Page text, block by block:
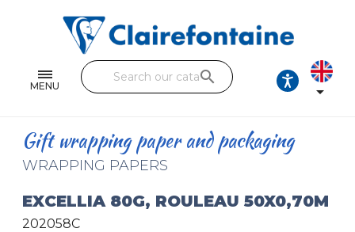
MENU
Single and double sheets
Fine arts
Handicraft
Pencil cases & Leather goods
search

Gift wrapping paper and packaging
WRAPPING PAPERS
EXCELLIA 80G, ROULEAU 50X0,70M
202058C